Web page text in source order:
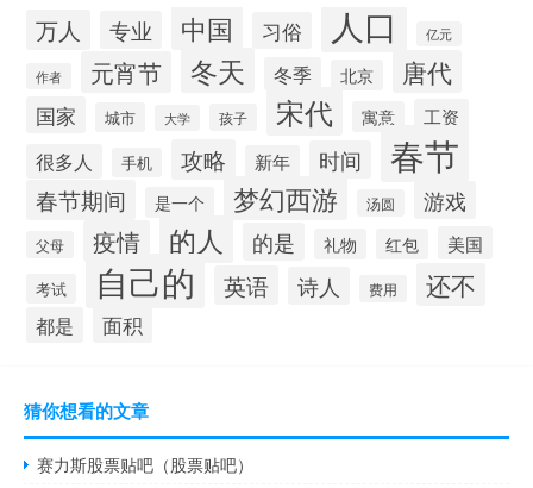
万人 专业 中国 习俗 人口 亿元
作者 元宵节 冬天 冬季 北京 唐代
国家 城市 大学 孩子 宋代 寓意 工资
很多人 手机 攻略 新年 时间 春节
春节期间 是一个 梦幻西游 汤圆 游戏
父母 疫情 的人 的是 礼物 红包 美国
考试 自己的 英语 诗人 费用 还不
都是 面积
猜你想看的文章
赛力斯股票贴吧（股票贴吧）